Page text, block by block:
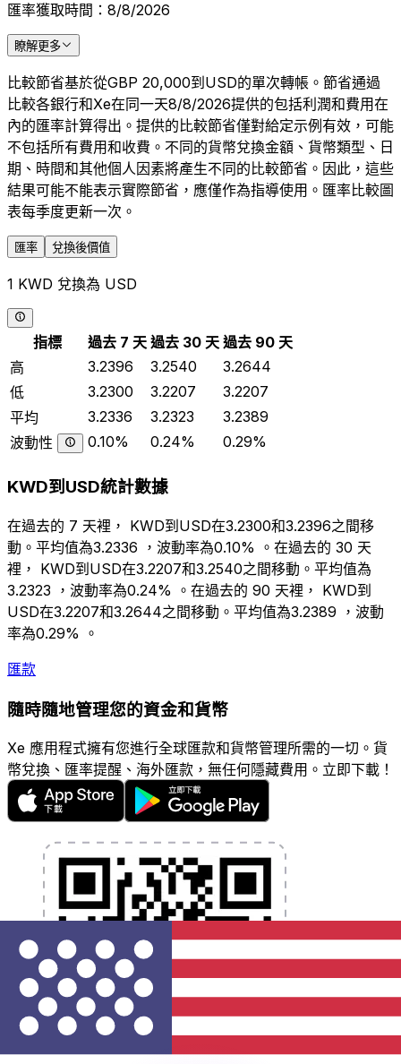
匯率獲取時間：8/8/2026
瞭解更多
比較節省基於從GBP 20,000到USD的單次轉帳。節省通過
比較各銀行和Xe在同一天8/8/2026提供的包括利潤和費用在
內的匯率計算得出。提供的比較節省僅對給定示例有效，可能
不包括所有費用和收費。不同的貨幣兌換金額、貨幣類型、日
期、時間和其他個人因素將產生不同的比較節省。因此，這些
結果可能不能表示實際節省，應僅作為指導使用。匯率比較圖
表每季度更新一次。
匯率 兌換後價值
1 KWD 兌換為 USD
指標 過去 7 天 過去 30 天 過去 90 天
高
3.2396 3.2540
3.2644
低
3.2300 3.2207
3.2207
平均
3.2336 3.2323
3.2389
波動性
0.10% 0.24% 0.29%
KWD到USD統計數據
在過去的 7 天裡， KWD到USD在3.2300和3.2396之間移
動。平均值為3.2336 ，波動率為0.10% 。在過去的 30 天
裡， KWD到USD在3.2207和3.2540之間移動。平均值為
3.2323 ，波動率為0.24% 。在過去的 90 天裡， KWD到
USD在3.2207和3.2644之間移動。平均值為3.2389 ，波動
率為0.29% 。
匯款
隨時隨地管理您的資金和貨幣
Xe 應用程式擁有您進行全球匯款和貨幣管理所需的一切。貨
幣兌換、匯率提醒、海外匯款，無任何隱藏費用。立即下載！